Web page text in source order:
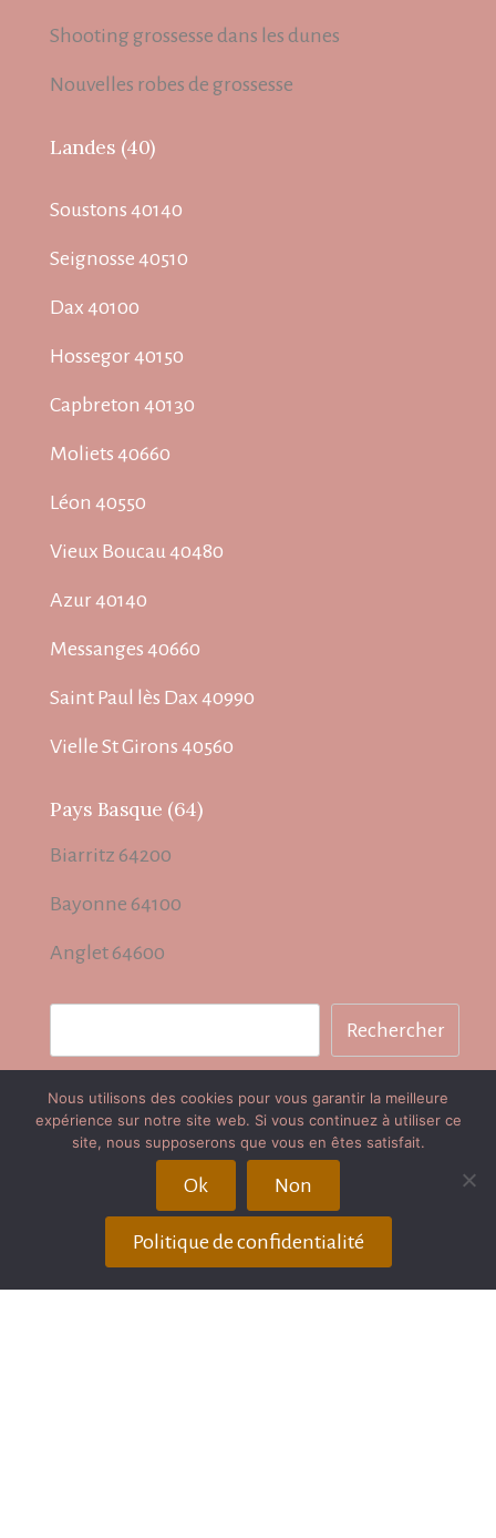
Shooting grossesse dans les dunes
Nouvelles robes de grossesse
Landes (40)
Soustons 40140
Seignosse 40510
Dax 40100
Hossegor 40150
Capbreton 40130
Moliets 40660
Léon 40550
Vieux Boucau 40480
Azur 40140
Messanges 40660
Saint Paul lès Dax 40990
Vielle St Girons 40560
Pays Basque (64)
Biarritz 64200
Bayonne 64100
Anglet 64600
Rechercher
Plan du site
Publication / Récompenses
Partenaires
Nous utilisons des cookies pour vous garantir la meilleure
expérience sur notre site web. Si vous continuez à utiliser ce
site, nous supposerons que vous en êtes satisfait.
Ok Non
Politique de confidentialité